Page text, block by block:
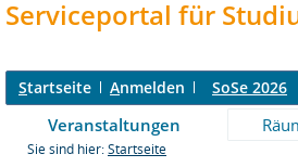
Serviceportal für
Startseite Anmelden SoSe 2026
Veranstaltungen
Sie sind hier: Startseite